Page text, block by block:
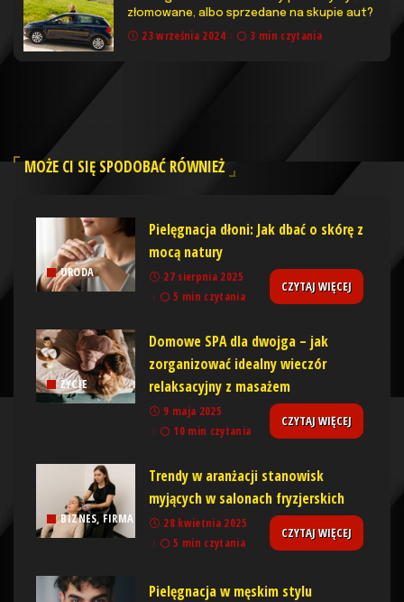
złomowane, albo sprzedane na skupie aut?
23 września 2024 3 min czytania
MOŻE CI SIĘ SPODOBAĆ RÓWNIEŻ
URODA
Pielęgnacja dłoni: Jak dbać o skórę z
mocą natury
27 sierpnia 2025
5 min czytania
CZYTAJ WIĘCEJ
ŻYCIE
Domowe SPA dla dwojga – jak
zorganizować idealny wieczór
relaksacyjny z masażem
9 maja 2025
10 min czytania
CZYTAJ WIĘCEJ
BIZNES, FIRMA
Trendy w aranżacji stanowisk
myjących w salonach fryzjerskich
28 kwietnia 2025
5 min czytania
CZYTAJ WIĘCEJ
Pielęgnacja w męskim stylu